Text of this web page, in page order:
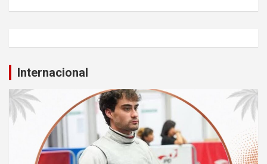
Internacional